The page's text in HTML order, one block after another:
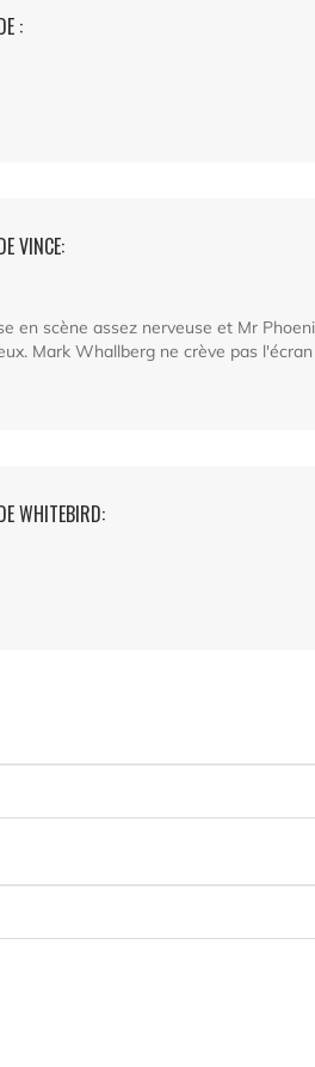
:
VINCE:
en scène assez nerveuse et Mr
Mark Whallberg ne crève pas l'écran
WHITEBIRD: